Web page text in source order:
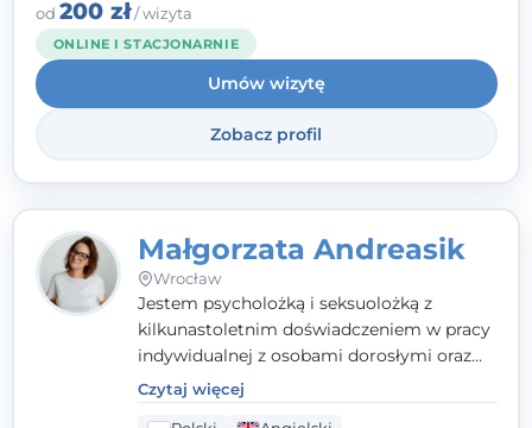
rozwiązania trudnych sytuacji) poprzez
identyfikowanie i wzmacnianie zasobów
oraz mocnych stron klienta. W swojej
pracy korzystam także z metod dialogu
motywacyjnego itreningu uważności.
od 200 zł/ wizyta
ONLINE I STACJONARNIE
Umów wizytę
Zobacz profil
Małgorzata Andreasik
Wrocław
Jestem psycholożką i seksuolożką z
kilkunastoletnim doświadczeniem w pracy
indywidualnej z osobami dorosłymi oraz
parami. Specjalizuję się w obszarze zdrowia
seksualnego, żałoby, kryzysów życiowych i
Czytaj więcej